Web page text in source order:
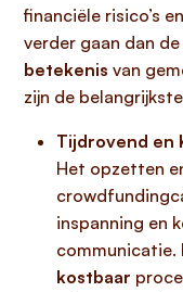
financiële risico’s
verder gaan dan
betekenis van
zijn de
Tijdrovend en
Het opzetten
inspanning en
communicatie.
kostbaar